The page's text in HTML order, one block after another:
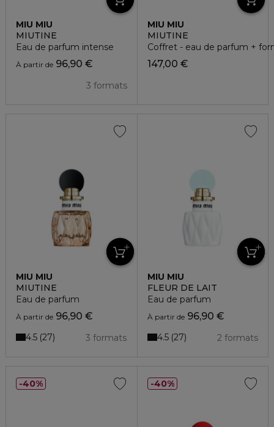
MIU MIU
MIUTINE
Eau de parfum intense
À partir de 96,90 €
3 formats
MIU MIU
MIUTINE
Coffret - eau de parfum +
147,00 €
MIU MIU
MIUTINE
Eau de parfum
À partir de 96,90 €
3 formats
4.5 27
MIU MIU
FLEUR DE LAIT
Eau de parfum
À partir de96,90 €
2 formats
4.5 27
40% 40%